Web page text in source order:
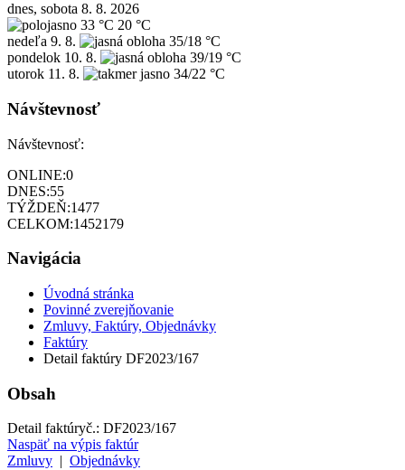
dnes, sobota 8. 8. 2026
33 °C 20 °C
nedeľa 9. 8.
35/18 °C
pondelok 10. 8.
39/19 °C
utorok 11. 8. 34/22 °C
Návštevnosť
Návštevnosť:
ONLINE:0
DNES:55
TÝŽDEŇ:1477
CELKOM:1452179
Navigácia
Úvodná stránka
Povinné zverejňovanie
Zmluvy, Faktúry, Objednávky
Faktúry
Detail faktúry DF2023/167
Obsah
Detail faktúryč.: DF2023/167
Naspäť na výpis faktúr
Zmluvy
Objednávky